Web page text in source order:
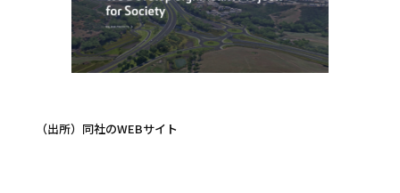
（出所）同社のWEBサイト